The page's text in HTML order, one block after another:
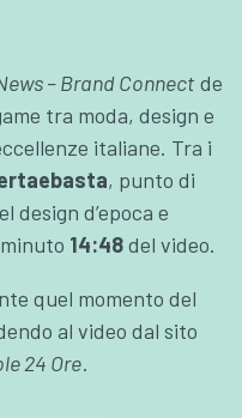
– Brand Connect de
tra moda, design e
italiane. Tra i
, punto di
design d’epoca e
14:48del video.
quel momento del
al video dal sito
24 Ore.